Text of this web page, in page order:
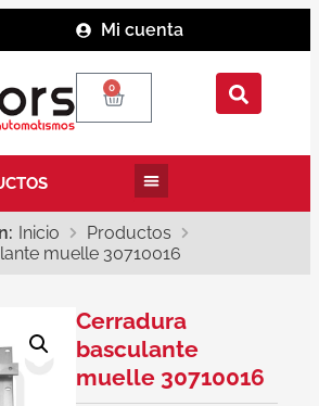
Mi cuenta
0
Inicio
Productos
muelle 30710016
Cerradura
basculante
muelle 30710016